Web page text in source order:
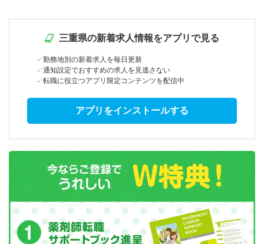
三重県の新着求人情報をアプリで見る
勤務地別の新着求人を毎日更新
通知設定でおすすめの求人を見逃さない
転職に役立つアプリ限定コンテンツを配信中
アプリをインストールする